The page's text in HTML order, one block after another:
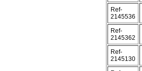
Ref-
2145536
Ref-
2145362
Ref-
2145130